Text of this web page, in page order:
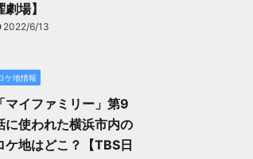
劇場】
2022/6/13
ケ地情報
「マイファミリー」第9
に使われた横浜市内の
ケ地はどこ？【TBS日